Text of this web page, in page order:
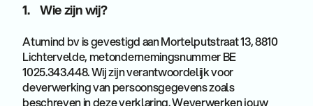
1. Wie zijn wij?
Atumind bv is gevestigd aan Mortelputstraat 13, 8810
Lichtervelde, metondernemingsnummer BE
1025.343.448. Wij zijn verantwoordelijk voor
deverwerking van persoonsgegevens zoals
beschreven in deze verklaring. Weverwerken jouw